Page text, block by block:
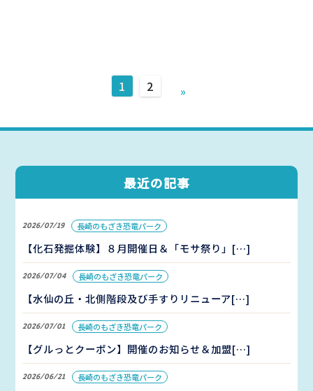
1 2 »
最近の記事
2026/07/19 長崎のもざき恐竜パーク
【化石発掘体験】８月開催日＆「モサ祭り」[…]
2026/07/04 長崎のもざき恐竜パーク
【水仙の丘・北側階段及び手すりリニューア[…]
2026/07/01 長崎のもざき恐竜パーク
【グルっとクーポン】開催のお知らせ＆加盟[…]
2026/06/21 長崎のもざき恐竜パーク